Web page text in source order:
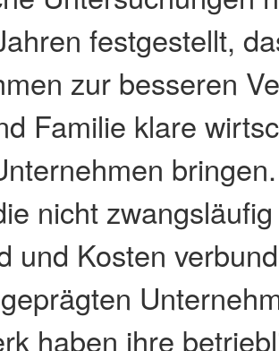
festgestellt,
zur besseren
Familie klare
nicht
und Kosten
haben ihre